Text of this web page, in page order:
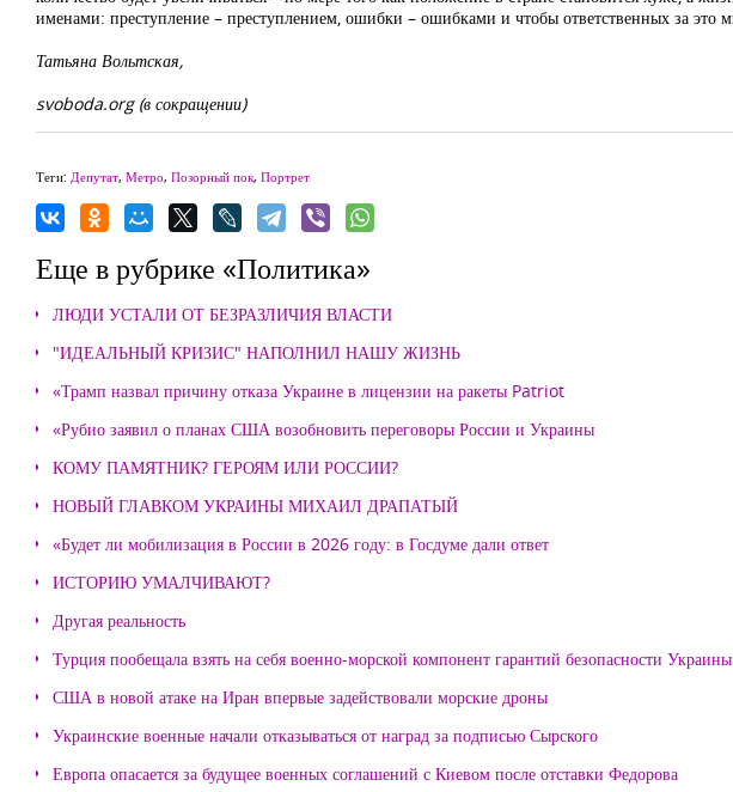
именами: преступление – преступлением, ошибки – ошибками и чтобы ответственных за это
Татьяна Вольтская,
svoboda.org (в сокращении)
Теги: Депутат, Метро, Позорный пок, Портрет
Еще в рубрике «Политика»
ЛЮДИ УСТАЛИ ОТ БЕЗРАЗЛИЧИЯ ВЛАСТИ
"ИДЕАЛЬНЫЙ КРИЗИС" НАПОЛНИЛ НАШУ ЖИЗНЬ
«Трамп назвал причину отказа Украине в лицензии на ракеты Patriot
«Рубио заявил о планах США возобновить переговоры России и Украины
КОМУ ПАМЯТНИК? ГЕРОЯМ ИЛИ РОССИИ?
НОВЫЙ ГЛАВКОМ УКРАИНЫ МИХАИЛ ДРАПАТЫЙ
«Будет ли мобилизация в России в 2026 году: в Госдуме дали ответ
ИСТОРИЮ УМАЛЧИВАЮТ?
Другая реальность
Турция пообещала взять на себя военно-морской компонент гарантий безопасности Украины
США в новой атаке на Иран впервые задействовали морские дроны
Украинские военные начали отказываться от наград за подписью Сырского
Европа опасается за будущее военных соглашений с Киевом после отставки Федорова